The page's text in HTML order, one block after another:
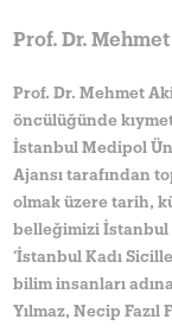
Prof. Dr. Mehmet
Prof. Dr. Mehmet
öncülüğünde
İstanbul Medipol
Ajansı tarafından
olmak üzere tarih,
belleğimizi İstanbul
‘İstanbul Kadı
bilim insanları
Yılmaz, Necip Fazıl